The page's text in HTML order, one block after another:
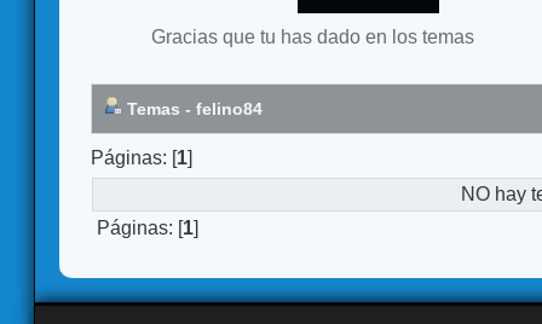
Gracias que tu has dado en los temas
Temas - felino84
Páginas: [1]
NO hay
Páginas: [1]